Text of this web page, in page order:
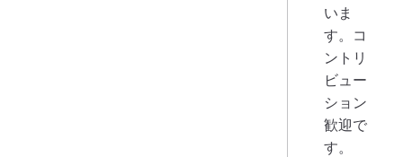
いま
す。コ
ントリ
ビュー
ション
歓迎で
す。